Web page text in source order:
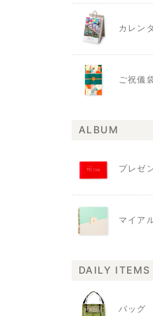
カレン
ご祝儀
ALBUM
プレゼ
マイア
DAILY ITEMS
バッグ